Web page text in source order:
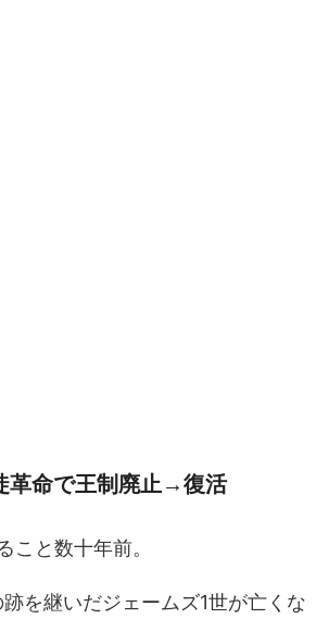
革命で王制廃止→復活
こと数十年前。
を継いだジェームズ1世が亡くな